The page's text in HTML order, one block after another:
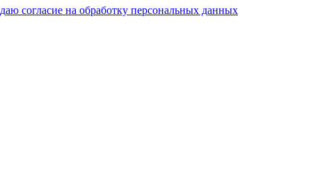
даю согласие на обработку персональных данных